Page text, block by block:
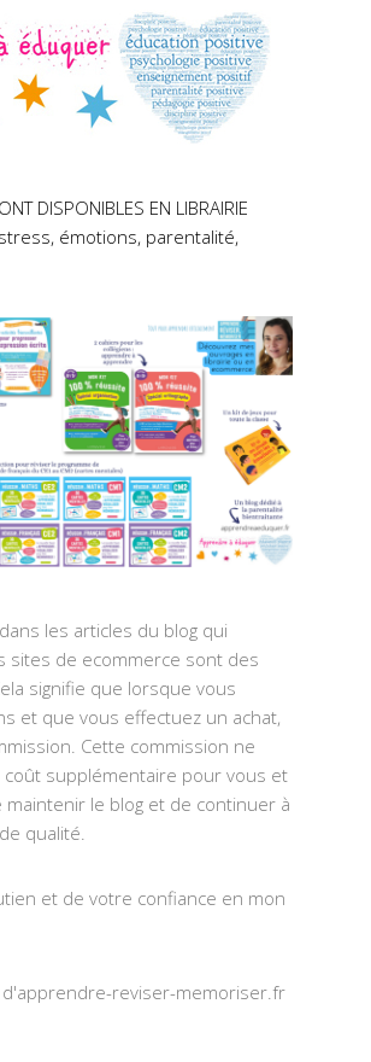
DISPONIBLES EN LIBRAIRIE
émotions, parentalité,
les articles du blog qui
sites de ecommerce sont des
signifie que lorsque vous
et que vous effectuez un achat,
Cette commission ne
supplémentaire pour vous et
le blog et de continuer à
qualité.
et de votre confiance en mon
d'apprendre-reviser-memoriser.fr